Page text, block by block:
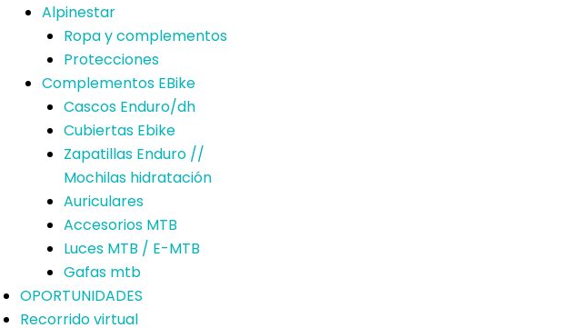
Alpinestar
Ropa y complementos
Protecciones
Complementos EBike
Cascos Enduro/dh
Cubiertas Ebike
Zapatillas Enduro //
Mochilas hidratación
Auriculares
Accesorios MTB
Luces MTB / E-MTB
Gafas mtb
OPORTUNIDADES
Recorrido virtual